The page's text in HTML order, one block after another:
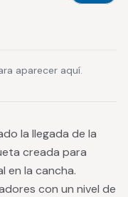
aparecer aquí.
la llegada de la
creada para
en la cancha.
con un nivel de